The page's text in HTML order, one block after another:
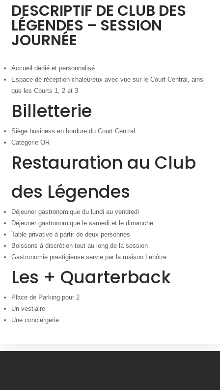
DESCRIPTIF DE CLUB DES
LÉGENDES – SESSION
JOURNÉE
Accueil dédié et personnalisé
Espace de réception chaleureux avec vue sur le Court Central, ainsi
que les Courts 1, 2 et 3
Billetterie
Siège business en bordure du Court Central
Catégorie OR
Restauration au Club
des Légendes
Déjeuner gastronomique du lundi au vendredi
Déjeuner gastronomique le samedi et le dimanche
Table privative à partir de deux personnes
Boissons à discrétion tout au long de la session
Gastronomie prestigieuse servie par la maison Lenôtre
Les + Quarterback
Place de Parking pour 2
Un vestiaire
Une conciergerie